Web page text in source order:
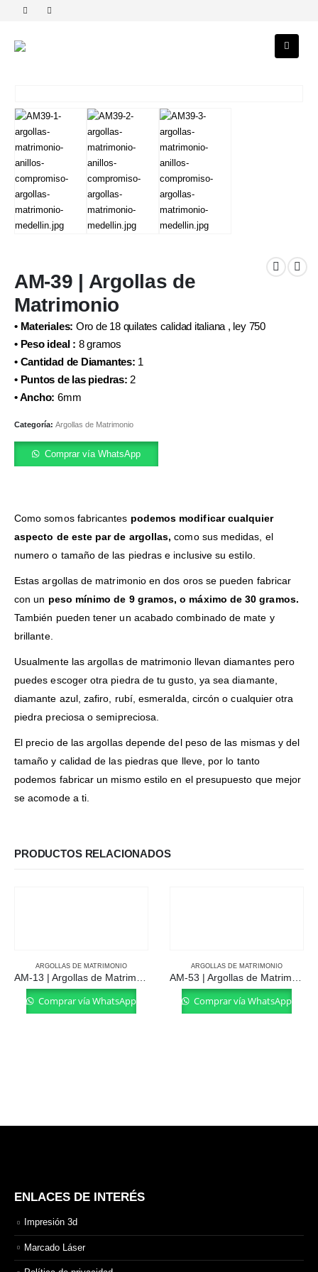
AM-39 | Argollas de
Matrimonio
• Materiales: Oro de 18 quilates calidad italiana , ley 750
• Peso ideal : 8 gramos
• Cantidad de Diamantes: 1
• Puntos de las piedras: 2
• Ancho: 6mm
Categoría: Argollas de Matrimonio
Comprar vía WhatsApp
Como somos fabricantes podemos modificar cualquier
aspecto de este par de argollas, como sus medidas, el
numero o tamaño de las piedras e inclusive su estilo.
Estas argollas de matrimonio en dos oros se pueden fabricar
con un peso mínimo de 9 gramos, o máximo de 30 gramos.
También pueden tener un acabado combinado de mate y
brillante.
Usualmente las argollas de matrimonio llevan diamantes pero
puedes escoger otra piedra de tu gusto, ya sea diamante,
diamante azul, zafiro, rubí, esmeralda, circón o cualquier otra
piedra preciosa o semipreciosa.
El precio de las argollas depende del peso de las mismas y del
tamaño y calidad de las piedras que lleve, por lo tanto
podemos fabricar un mismo estilo en el presupuesto que mejor
se acomode a ti.
PRODUCTOS RELACIONADOS
ARGOLLAS DE MATRIMONIO
Comprar vía WhatsApp
ARGOLLAS DE MATRIMONIO
Comprar vía WhatsApp
ENLACES DE INTERÉS
Impresión 3d
Marcado Láser